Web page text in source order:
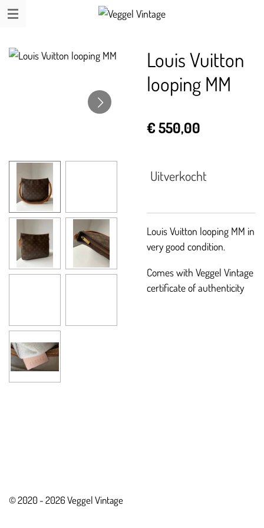
Ga
de
Louis Vuitton
looping MM
€ 550,00
Uitverkocht
Louis Vuitton looping MM in
very good condition.
Comes with Veggel Vintage
certificate of authenticity
© 2020 - 2026 Veggel Vintage